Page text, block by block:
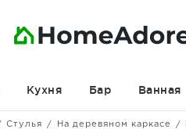
Кухня Бар Ванная
Стулья На деревяном каркасе